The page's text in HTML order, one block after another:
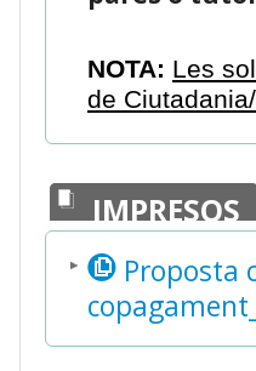
NOTA: Les
de
IMPRESOS
Proposta